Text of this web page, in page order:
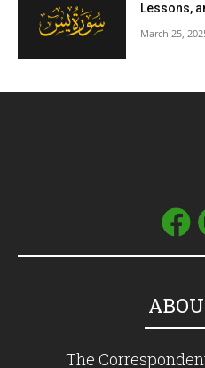
Lessons,
March 25,
The